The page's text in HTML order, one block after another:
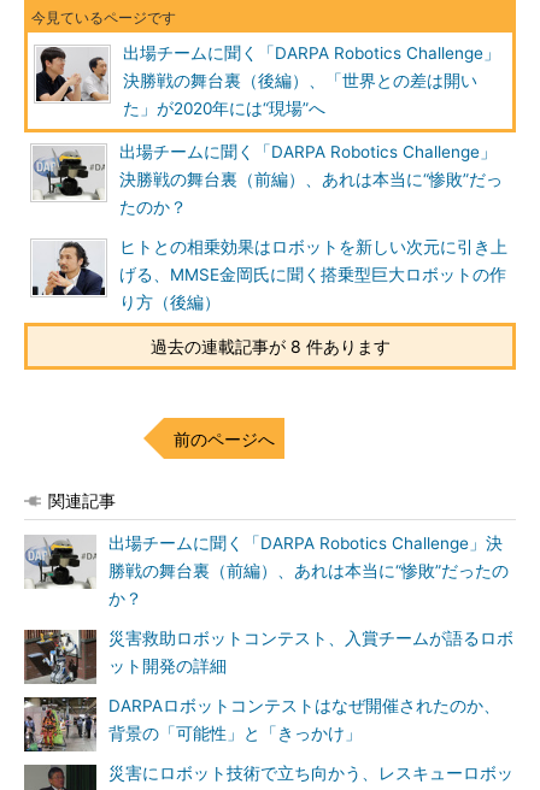
出場チームに聞く「DARPA Robotics Challenge」
決勝戦の舞台裏（後編）、「世界との差は開い
た」が2020年には“現場”へ
出場チームに聞く「DARPA Robotics Challenge」
決勝戦の舞台裏（前編）、あれは本当に“惨敗”だっ
たのか？
ヒトとの相乗効果はロボットを新しい次元に引き上
げる、MMSE金岡氏に聞く搭乗型巨大ロボットの作
り方（後編）
過去の連載記事が 8 件あります
前のページへ
関連記事
出場チームに聞く「DARPA Robotics Challenge」決
勝戦の舞台裏（前編）、あれは本当に“惨敗”だったの
か？
災害救助ロボットコンテスト、入賞チームが語るロボ
ット開発の詳細
DARPAロボットコンテストはなぜ開催されたのか、
背景の「可能性」と「きっかけ」
災害にロボット技術で立ち向かう、レスキューロボッ